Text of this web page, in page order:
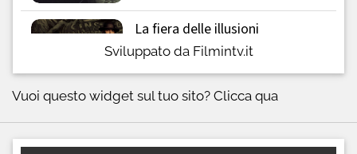
Sviluppato da Filmintv.it
Vuoi questo widget sul tuo sito? Clicca qua